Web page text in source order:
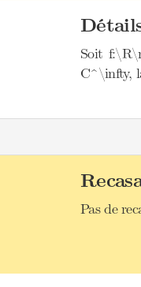
Soit
C^\infty,
Pas de